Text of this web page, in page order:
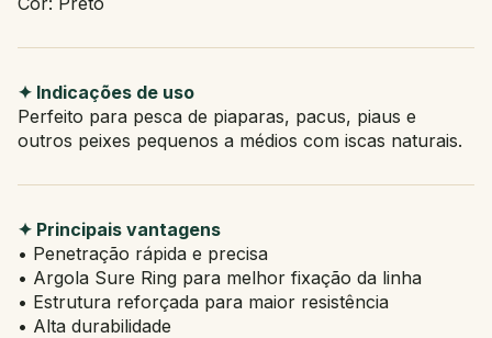
✦ Indicações de uso
Perfeito para pesca de piaparas, pacus, piaus e
outros peixes pequenos a médios com iscas naturais.
✦ Principais vantagens
• Penetração rápida e precisa
• Argola Sure Ring para melhor fixação da linha
• Estrutura reforçada para maior resistência
• Alta durabilidade